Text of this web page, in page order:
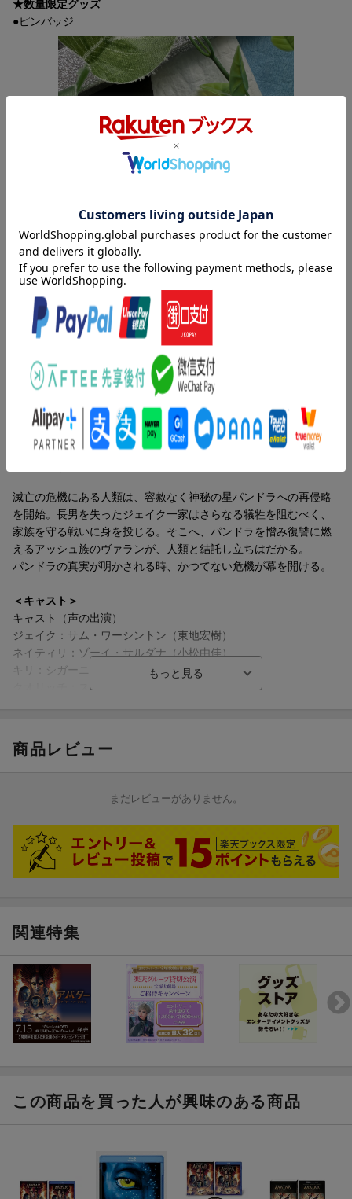
★数量限定グッズ
●ピンバッジ
▽特典映像
【ブルーレイ2D Disc2映像特典】
・作品の舞台裏
ー紡がれる物語
ーパンドラのデザイン
ーRDAのデザイン
ーパンドラの女性たち
ーヴァランとマンクワン族
ー編集とバーチャルカメラ
ーWETA FX
ーILM
ー作品を彩る音楽
ー3Dの技術とインパクト
・ジョン・ランドーへ
・RDAのオリエンテーション・ビデオ
ーナヴィ語入門
ーパンドラに関する報告
ー劇場予告編1
ー劇場予告編2
壮大なサーガの結末を、目撃せよ。
全世界歴代興行収入1位＆3位を誇る、伝説の映画シリーズ。神秘
の星パンドラの真実が、かつてない衝撃を呼ぶ。炎の決戦を描く
究極のSFスペクタクル超大作。
★世界歴代興行収入1位＆3位を誇る、人類史上最高峰の映画シリ
ーズ待望の第3弾！
シリーズ累計興行収入はついに60億ドルを突破し、映画史上最高
の3部作（トリロジー）となる驚異的な金字塔を打ち立てた。巨匠
ジェームズ・キャメロンは4作連続で興収10億ドルを突破する前人
未到の記録を樹立。伝説は、さらなる高みへーー。
※2026年1月26日時点（Box Office Mojo 調べ）
時、かつてない「炎の決戦」が始まる。
長男を失い深い悲しみに暮れるジェイク一家。だが、人類の再侵
略と、パンドラを憎むアッシュ族のヴァランの出現が、彼らをさ
らなる試練へと追い詰める。喪失の痛みを抱えながら、守るべき
もののために再び立ち上がる。戦いの先にあるのは、絶望か、そ
★巨匠ジェームズ・キャメロンが贈る、究極の没入型エンターテ
イメント
映像革命の先駆者ジェームズ・キャメロンが、極限まで進化させ
た水中撮影技術と革新的なテクノロジーを融合させ、猛威を振る
う「炎の決戦」を圧倒的なスケールで描き出す。濃密なアクショ
★メイキング映像ほかで知るパンドラの裏側！3時間半を超える未
パンドラの真実に迫るファン必見の豪華ボーナス・コンテンツを
網羅。
★かつてないパンドラの世界を、いつでも、何度でも、ご自宅
で！
烈でエモーショナルな体験を、自宅で存分に。
★2026年アカデミー賞®視覚効果賞受賞
※収録内容は変更となる場合がございます。
滅亡の危機にある人類は、容赦なく神秘の星パンドラへの再侵略
を開始。長男を失ったジェイク一家はさらなる犠牲を阻むべく、
家族を守る戦いに身を投じる。そこへ、パンドラを憎み復讐に燃
えるアッシュ族のヴァランが、人類と結託し立ちはだかる。
パンドラの真実が明かされる時、かつてない危機が幕を開ける。
＜キャスト＞
キャスト（声の出演）
ジェイク：サム・ワーシントン（東地宏樹）
ネイティリ：ゾーイ・サルダナ（小松由佳）
キリ：シガーニー・ウィーバー（早見沙織）
クオリッチ：スティーヴン・ラング（菅生隆之）
＜スタッフ＞
監督：ジェームズ・キャメロン
マンダ・シルヴァー、ジョシュ・フリードマン、シェーン・サラ
ーノ
製作：ジェームズ・キャメロン, p.g.a. 、ジョン・ランドー, p.g.a.
製作総指揮：リチャード・ベイナム、レイ・サンキーニ、デヴィ
ア・バトル・キャンベル
プロダクション・デザイナー：ディラン・コール、ベン・プロク
ター
編集：スティーヴン・リフキン, ACE、ニコラス・デ・トス,AC
E、ジョン・ルフーア, ACE、ジェイソン・ガウディオ、ジェーム
ズ・キャメロン, ACE
衣装デザイナー：デボラ・L・スコット
日本語版制作スタッフ
字幕翻訳：松崎広幸
商品レビュー
まだレビューがありません。
関連特集
この商品を買った人が興味のある商品